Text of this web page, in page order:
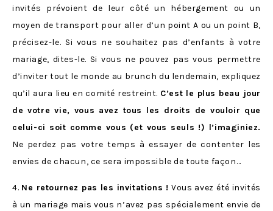
invités prévoient de leur côté un hébergement ou un
moyen de transport pour aller d’un point A ou un point B,
précisez-le. Si vous ne souhaitez pas d’enfants à votre
mariage, dites-le. Si vous ne pouvez pas vous permettre
d’inviter tout le monde au brunch du lendemain, expliquez
qu’il aura lieu en comité restreint. C’est le plus beau jour
de votre vie, vous avez tous les droits de vouloir que
celui-ci soit comme vous (et vous seuls !) l’imaginiez.
Ne perdez pas votre temps à essayer de contenter les
envies de chacun, ce sera impossible de toute façon…
4. Ne retournez pas les invitations ! Vous avez été invités
à un mariage mais vous n’avez pas spécialement envie de